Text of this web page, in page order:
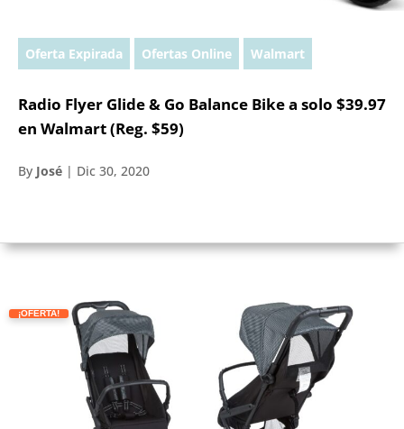
Oferta Expirada Ofertas Online Walmart
Radio Flyer Glide & Go Balance Bike a solo $39.97
en Walmart (Reg. $59)
By José | Dic 30, 2020
¡OFERTA!